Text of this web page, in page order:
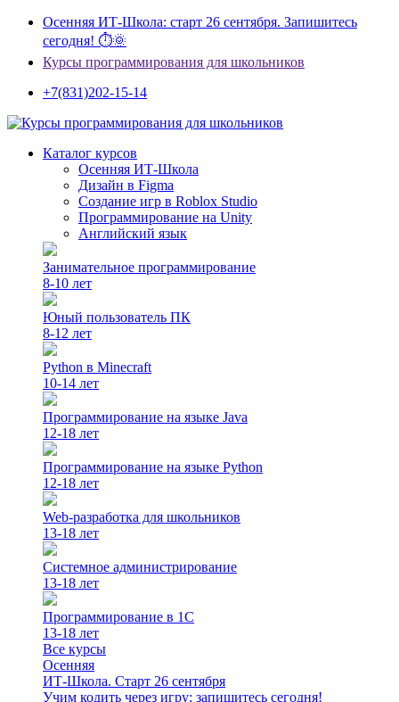
Осенняя ИТ-Школа: старт 26 сентября. Запишитесь
сегодня! ⏱🌞
Курсы программирования для школьников
+7(831)202-15-14
Каталог курсов
Осенняя ИТ-Школа
Дизайн в Figma
Создание игр в Roblox Studio
Программирование на Unity
Английский язык
Занимательное программирование
8-10 лет
Юный пользователь ПК
8-12 лет
Python в Minecraft
10-14 лет
Программирование на языке Java
12-18 лет
Программирование на языке Python
12-18 лет
Web-разработка для школьников
13-18 лет
Системное администрирование
13-18 лет
Программирование в 1С
13-18 лет
Все курсы
Осенняя
ИТ-Школа. Старт 26 сентября
Учим кодить через игру: запишитесь сегодня!